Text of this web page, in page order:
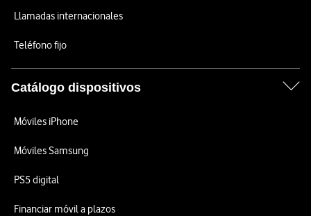
Llamadas internacionales
Teléfono fijo
Catálogo dispositivos
Móviles iPhone
Móviles Samsung
PS5 digital
Financiar móvil a plazos